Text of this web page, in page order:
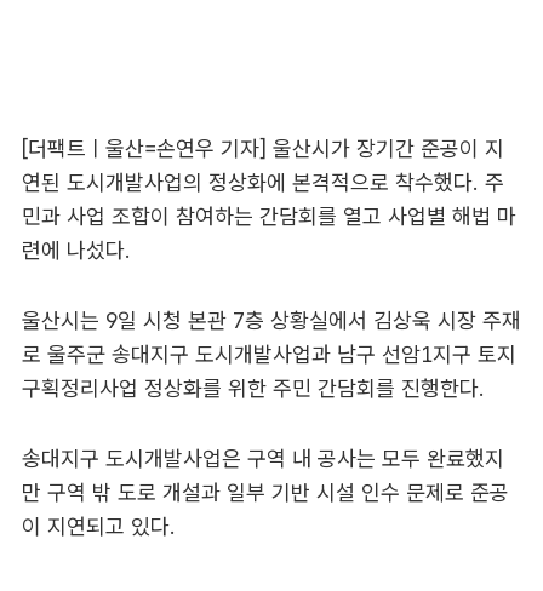
[더팩트ㅣ울산=손연우 기자] 울산시가 장기간 준공이 지
연된 도시개발사업의 정상화에 본격적으로 착수했다. 주
민과 사업 조합이 참여하는 간담회를 열고 사업별 해법 마
련에 나섰다.
울산시는 9일 시청 본관 7층 상황실에서 김상욱 시장 주재
로 울주군 송대지구 도시개발사업과 남구 선암1지구 토지
구획정리사업 정상화를 위한 주민 간담회를 진행한다.
송대지구 도시개발사업은 구역 내 공사는 모두 완료했지
만 구역 밖 도로 개설과 일부 기반 시설 인수 문제로 준공
이 지연되고 있다.